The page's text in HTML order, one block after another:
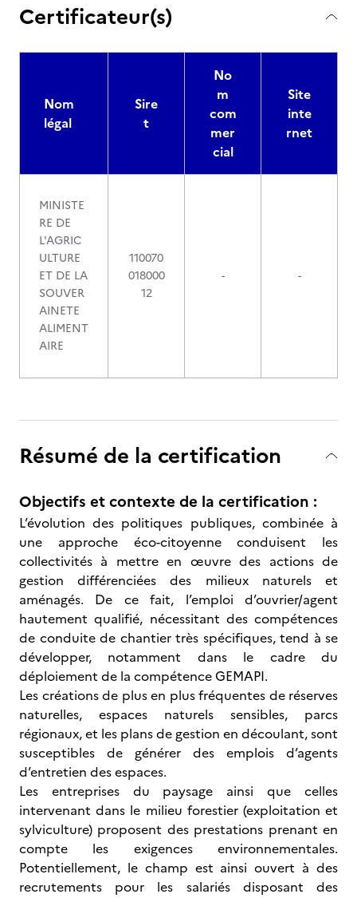
Certificateur(s)
Nom
légal
Sire
t
No
m
com
mer
cial
Site
inte
rnet
MINISTE
RE DE
L'AGRIC
ULTURE
ET DE LA
SOUVER
AINETE
ALIMENT
AIRE
110070
018000
12
- -
Résumé de la certification
Objectifs et contexte de la certification :
L’évolution des politiques publiques, combinée à
une approche éco-citoyenne conduisent les
collectivités à mettre en œuvre des actions de
gestion différenciées des milieux naturels et
aménagés. De ce fait, l’emploi d’ouvrier/agent
hautement qualifié, nécessitant des compétences
de conduite de chantier très spécifiques, tend à se
développer, notamment dans le cadre du
déploiement de la compétence GEMAPI.
Les créations de plus en plus fréquentes de réserves
naturelles, espaces naturels sensibles, parcs
régionaux, et les plans de gestion en découlant, sont
susceptibles de générer des emplois d’agents
d’entretien des espaces.
Les entreprises du paysage ainsi que celles
intervenant dans le milieu forestier (exploitation et
sylviculture) proposent des prestations prenant en
compte les exigences environnementales.
Potentiellement, le champ est ainsi ouvert à des
recrutements pour les salariés disposant des